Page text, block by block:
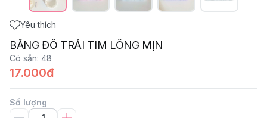
Yêu thích
BĂNG ĐÔ TRÁI TIM LÔNG MỊN
Có sẵn: 48
17.000đ
Số lượng